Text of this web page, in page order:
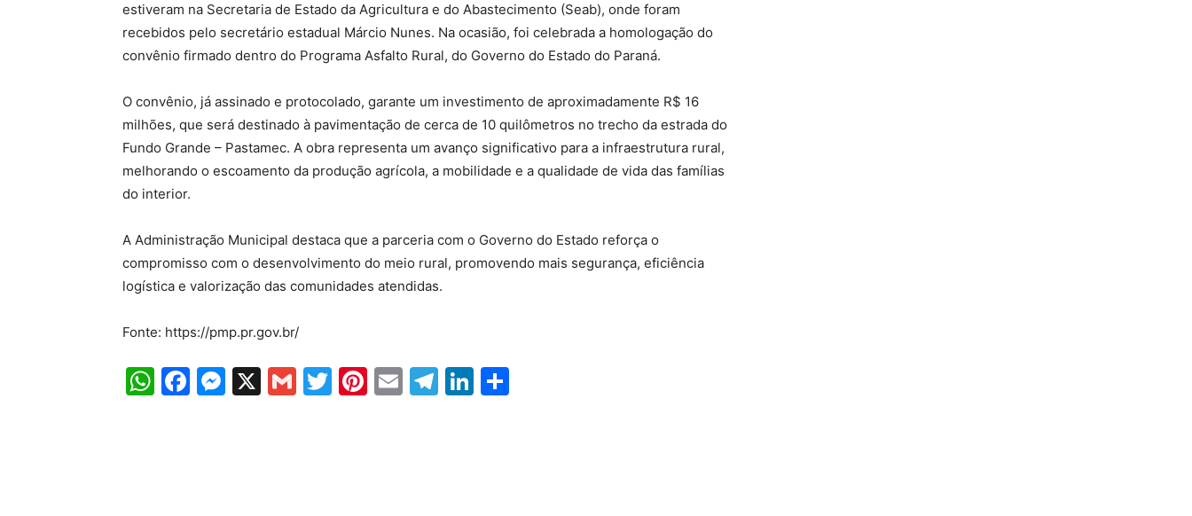
estiveram na Secretaria de Estado da Agricultura e do Abastecimento (Seab), onde foram
recebidos pelo secretário estadual Márcio Nunes. Na ocasião, foi celebrada a homologação do
convênio firmado dentro do Programa Asfalto Rural, do Governo do Estado do Paraná.
O convênio, já assinado e protocolado, garante um investimento de aproximadamente R$ 16
milhões, que será destinado à pavimentação de cerca de 10 quilômetros no trecho da estrada do
Fundo Grande – Pastamec. A obra representa um avanço significativo para a infraestrutura rural,
melhorando o escoamento da produção agrícola, a mobilidade e a qualidade de vida das famílias
do interior.
A Administração Municipal destaca que a parceria com o Governo do Estado reforça o
compromisso com o desenvolvimento do meio rural, promovendo mais segurança, eficiência
logística e valorização das comunidades atendidas.
Fonte: https://pmp.pr.gov.br/
WhatsApp
Facebook
Messenger
X GmailTwitter
Pinterest
EmailTelegram
LinkedIn